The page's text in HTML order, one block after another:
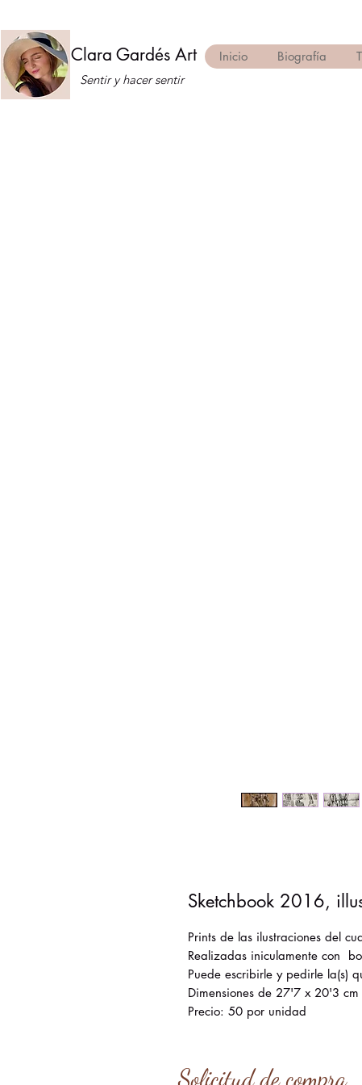
Inicio Biografía
Clara Gardés Art
Sentir y hacer sentir
Sketchbook 2016,
Prints de las ilustraciones del
Realizadas iniculamente con
Puede escribirle y pedirle la(s)
Dimensiones de 27'7 x 20'3 cm
Precio: 50 por unidad
Solicitud de compra